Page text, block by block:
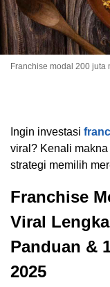
Franchise modal 200
Ingin investasi
viral? Kenali
strategi memilih
Franchise
Viral
Panduan &
2025